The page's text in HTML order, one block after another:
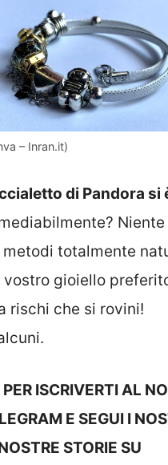
– Inran.it)
di Pandora si
totalmente
gioiello
rischi che si rovini!
PER ISCRIVERTI AL
E SEGUI I
STORIE SU